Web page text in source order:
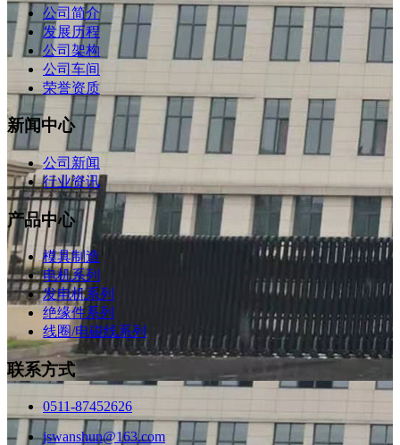
公司简介
发展历程
公司架构
公司车间
荣誉资质
新闻中心
公司新闻
行业资讯
产品中心
模具制造
电机系列
发电机系列
绝缘件系列
线圈/电磁线系列
联系方式
0511-87452626
jswanshun@163.com